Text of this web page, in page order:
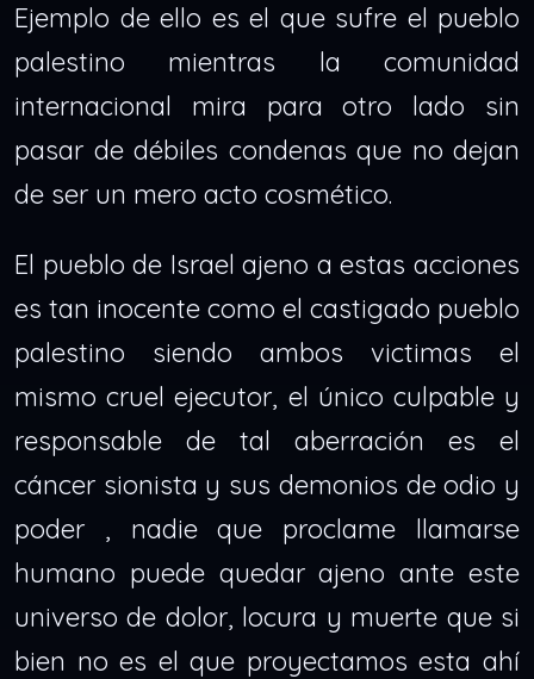
Ejemplo de ello es el que sufre el pueblo
palestino mientras la comunidad
internacional mira para otro lado sin
pasar de débiles condenas que no dejan
de ser un mero acto cosmético.
El pueblo de Israel ajeno a estas acciones
es tan inocente como el castigado pueblo
palestino siendo ambos victimas el
mismo cruel ejecutor, el único culpable y
responsable de tal aberración es el
cáncer sionista y sus demonios de odio y
poder , nadie que proclame llamarse
humano puede quedar ajeno ante este
universo de dolor, locura y muerte que si
bien no es el que proyectamos esta ahí